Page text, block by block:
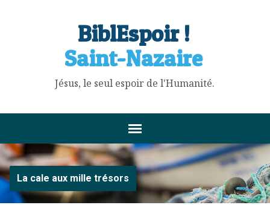
BiblEspoir !
Saint-Nazaire
Jésus, le seul espoir de l'Humanité.
La cale aux mille trésors